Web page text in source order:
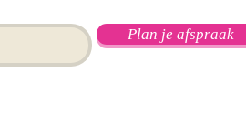
Plan je afspraak